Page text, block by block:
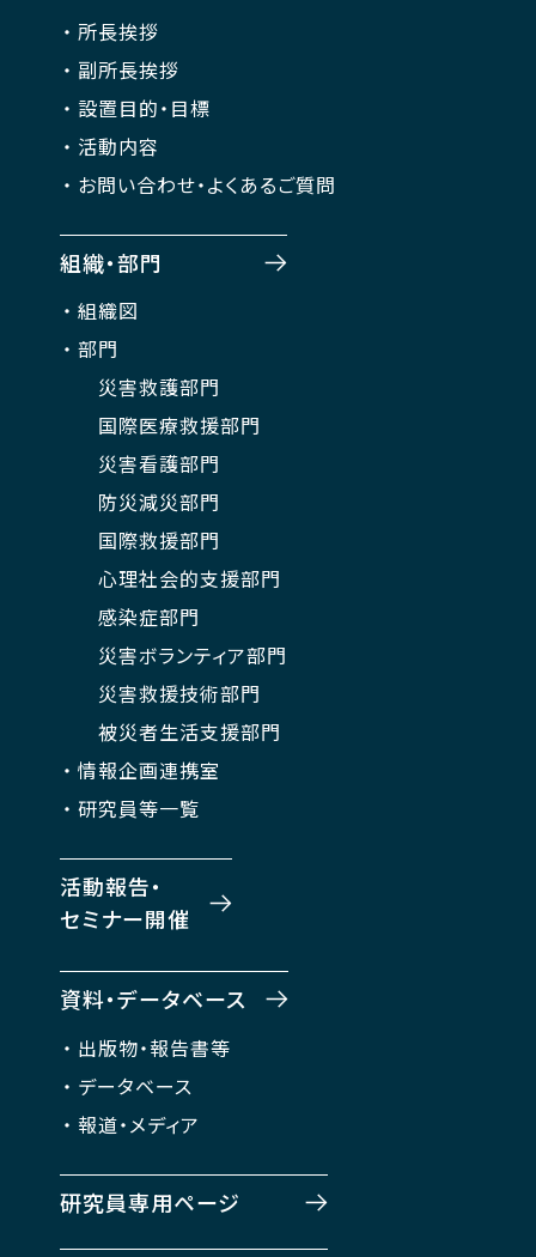
所長挨拶
副所長挨拶
設置目的・目標
活動内容
お問い合わせ・よくあるご質問
組織・部門
組織図
部門
災害救護部門
国際医療救援部門
災害看護部門
防災減災部門
国際救援部門
心理社会的支援部門
感染症部門
災害ボランティア部門
災害救援技術部門
被災者生活支援部門
情報企画連携室
研究員等一覧
活動報告・
セミナー開催
資料・データベース
出版物・報告書等
データベース
報道・メディア
研究員専用ページ